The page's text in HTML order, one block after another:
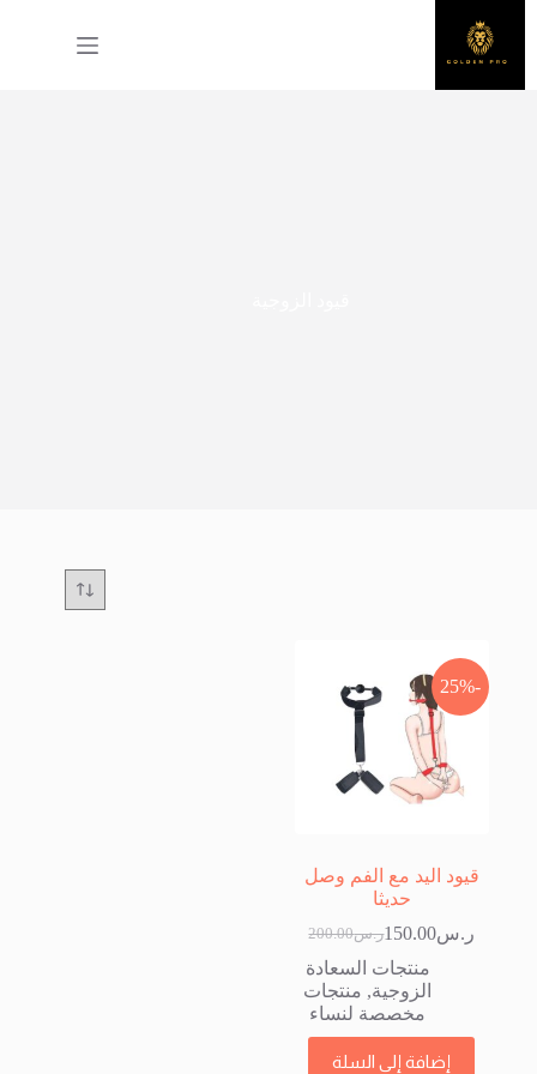
المحتوى
-25%
قيود اليد مع الفم وصل
حديثا
ر.س200.00السعر
الأصلي
هو:
ر.س200.00.
ر.س150.00السعر
الحالي
هو:
ر.س150.00.
منتجات السعادة
الزوجية, منتجات
مخصصة لنساء
إضافة إلى السلة